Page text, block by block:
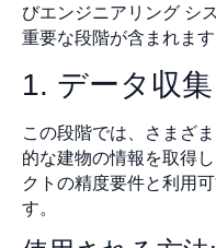
びエンジニアリング シ
重要な段階が含まれます
1. データ収集
この段階では、さまざ
的な建物の情報を取得
クトの精度要件と利用
す。